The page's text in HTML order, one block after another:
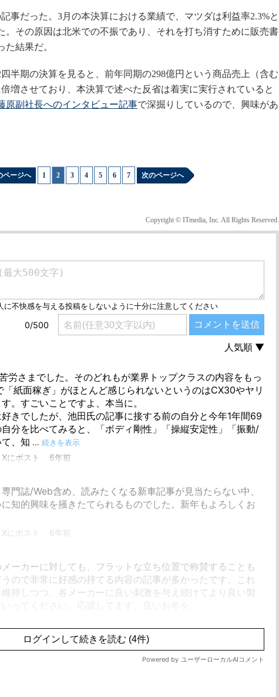
事だった。3月の本決算における業績で、マツダは利益率2.3%と
。その原因は北米での不振であり、それを打ち消すために販売書
結果だ。
半期の決算を見ると、前年同期の298億円という商品売上（含む
増させており、本決算で述べた反省は着実に実行されていると
原副社長へのインタビュー記事で深掘りしているので、興味があ
ページへ 1 2 3 4 5 6 7 次のページへ
Copyright © ITmedia, Inc. All Rights Reserved.